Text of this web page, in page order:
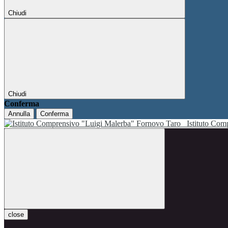
Chiudi
Chiudi
Conferma
Annulla Conferma
Istituto
close